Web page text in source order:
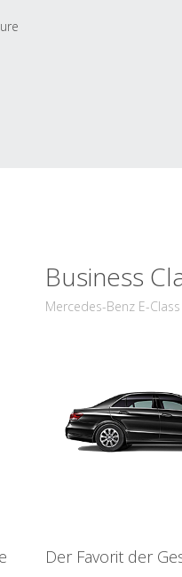
Business
Mercedes-Benz E-
Der Favorit der